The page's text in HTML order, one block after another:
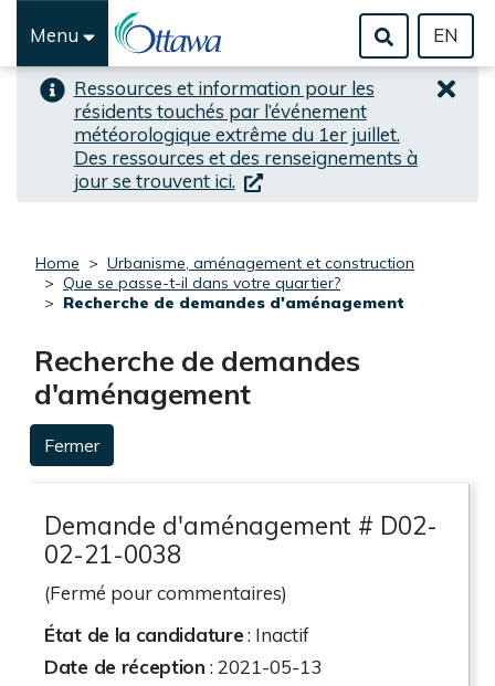
Aller au alerte haute-prioritée
Passer au contenu principal
Menu EN
Ressources et information pour les
résidents touchés par l’événement
météorologique extrême du 1er juillet.
Des ressources et des renseignements à
jour se trouvent ici. (lien externe)
Home
Urbanisme, aménagement et construction
Que se passe-t-il dans votre quartier?
Recherche de demandes d'aménagement
Recherche de demandes
d'aménagement
Fermer
Demande d'aménagement # D02-
02-21-0038
(Fermé pour commentaires)
État de la candidature: Inactif
Date de réception : 2021-05-13